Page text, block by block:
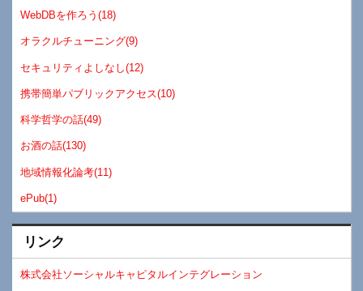
WebDBを作ろう(18)
オラクルチューニング(9)
セキュリティよしなし(12)
携帯簡単パブリックアクセス(10)
科学哲学の話(49)
お酒の話(130)
地域情報化論考(11)
ePub(1)
リンク
株式会社ソーシャルキャピタルインテグレーション